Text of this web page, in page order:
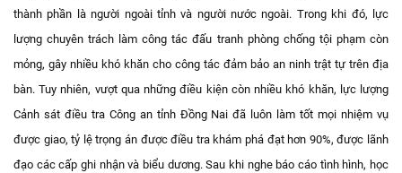
thành phần là người ngoài tỉnh và người nước ngoài. Trong khi đó, lực
lượng chuyên trách làm công tác đấu tranh phòng chống tội phạm còn
mỏng, gây nhiều khó khăn cho công tác đảm bảo an ninh trật tự trên địa
bàn. Tuy nhiên, vượt qua những điều kiện còn nhiều khó khăn, lực lượng
Cảnh sát điều tra Công an tỉnh Đồng Nai đã luôn làm tốt mọi nhiệm vụ
được giao, tỷ lệ trọng án được điều tra khám phá đạt hơn 90%, được lãnh
đạo các cấp ghi nhận và biểu dương. Sau khi nghe báo cáo tình hình, học